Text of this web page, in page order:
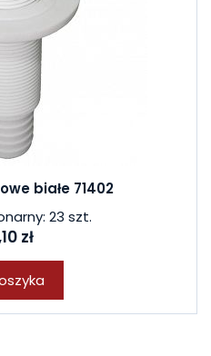
białe 71402
23 szt.
zł